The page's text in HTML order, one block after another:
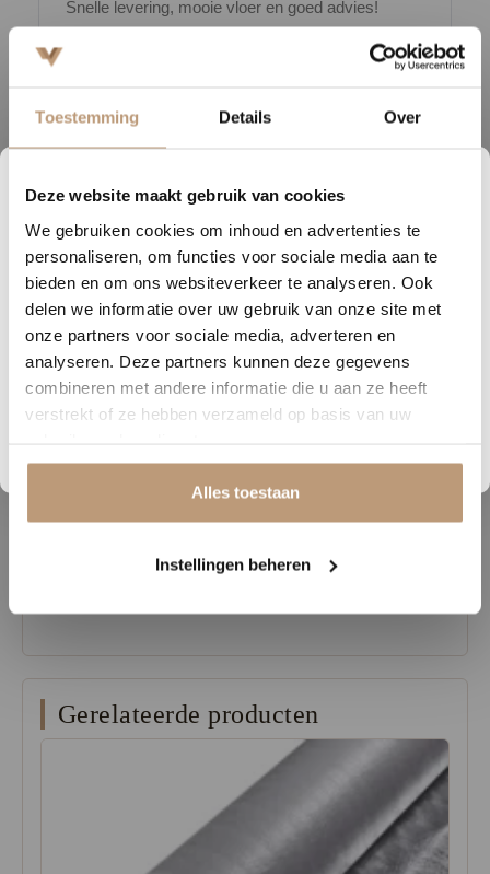
1
DAGEN
20
UREN
29
MINUTEN
43
SECONDEN
Nu tijdelijk 10% korting op
jouw vloer
Vraag snel een offerte aan en bespaar direct.
Bekijk plak PVC vloeren
Toestemming Details Over
Deze website maakt gebruik van cookies
We gebruiken cookies om inhoud en advertenties te
personaliseren, om functies voor sociale media aan te
bieden en om ons websiteverkeer te analyseren. Ook
delen we informatie over uw gebruik van onze site met
onze partners voor sociale media, adverteren en
analyseren. Deze partners kunnen deze gegevens
combineren met andere informatie die u aan ze heeft
verstrekt of ze hebben verzameld op basis van uw
Alles toestaan
Instellingen beheren
Snelle levering, mooie vloer en goed advies!
Beschrijving
De Hoomline Elite laminaatserie is ons meest indrukwekkende
laminaat tot nu toe. Dankzij de Aquaprotect-technologie blijft water
netjes op de vloer liggen, waardoor het laminaat bestand is tegen
vocht en ongelukjes. De pressed bevel-afwerking zorgt ervoor dat
het decor doorloopt in de vellingkant, wat de vloer een naadloze en
luxe uitstraling geeft.
Duurzaamheid staat bij ons hoog in het vaandel. De Elite-serie is
waarmee we bijdragen aan een milieuvriendelijke toekomst.
Verkrijgbaar in 10 stijlvolle dessins, passend bij elke woonstijl.
combinatie van design, duurzaamheid en functionaliteit met de
Gerelateerde producten